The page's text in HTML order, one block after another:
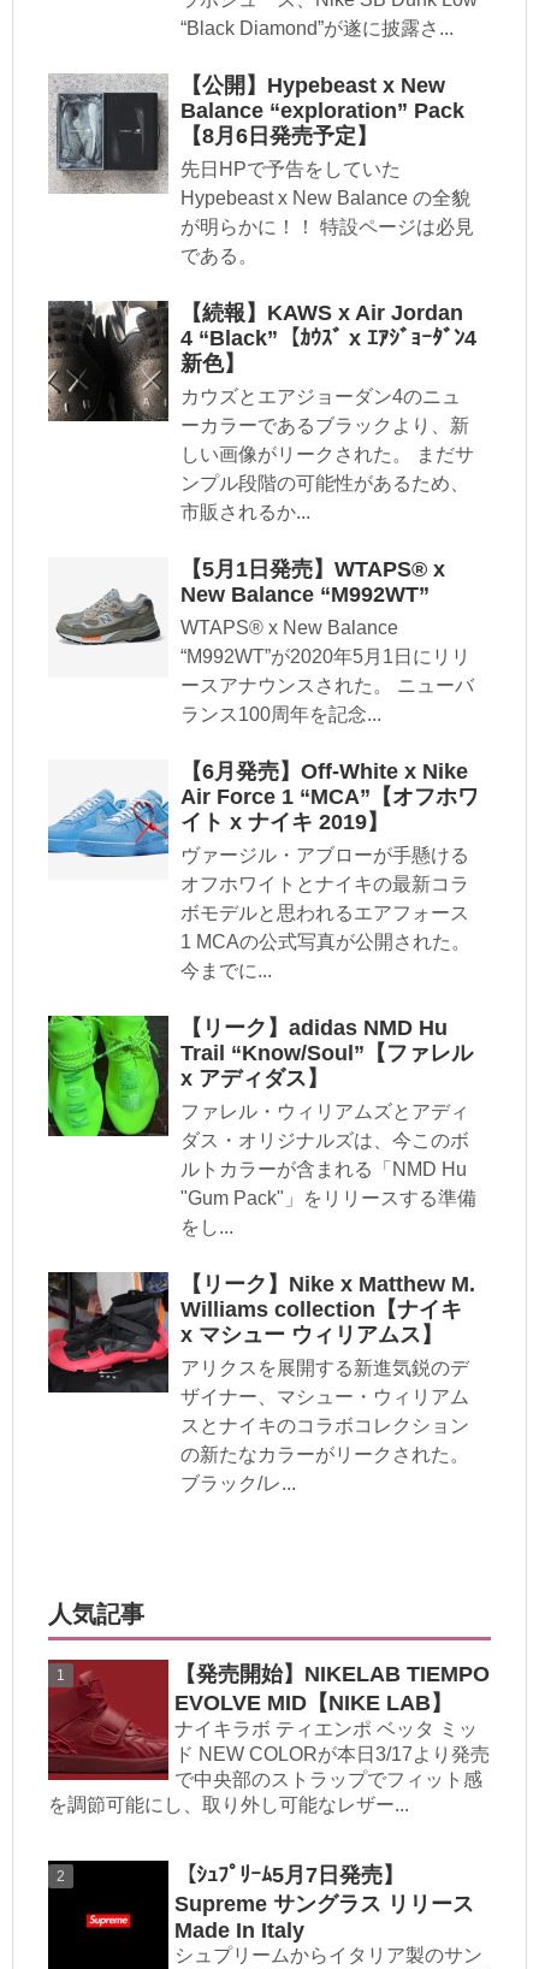
“Black Diamond”が遂に披露さ...
【公開】Hypebeast x New
Balance “exploration” Pack
【8月6日発売予定】
先日HPで予告をしていた
Hypebeast x New Balance の全貌
が明らかに！！ 特設ページは必見
である。
【続報】KAWS x Air Jordan
4 “Black”【ｶｳｽﾞ x ｴｱｼﾞｮｰﾀﾞﾝ4
新色】
カウズとエアジョーダン4のニュ
ーカラーであるブラックより、新
しい画像がリークされた。 まだサ
ンプル段階の可能性があるため、
市販されるか...
【5月1日発売】WTAPS® x
New Balance “M992WT”
WTAPS® x New Balance
“M992WT”が2020年5月1日にリリ
ースアナウンスされた。 ニューバ
ランス100周年を記念...
【6月発売】Off-White x Nike
Air Force 1 “MCA”【オフホワ
イト x ナイキ 2019】
ヴァージル・アブローが手懸ける
オフホワイトとナイキの最新コラ
ボモデルと思われるエアフォース
1 MCAの公式写真が公開された。
今までに...
【リーク】adidas NMD Hu
Trail “Know/Soul”【ファレル
x アディダス】
ファレル・ウィリアムズとアディ
ダス・オリジナルズは、今このボ
ルトカラーが含まれる「NMD Hu
"Gum Pack"」をリリースする準備
をし...
【リーク】Nike x Matthew M.
Williams collection【ナイキ
x マシュー ウィリアムス】
アリクスを展開する新進気鋭のデ
ザイナー、マシュー・ウィリアム
スとナイキのコラボコレクション
の新たなカラーがリークされた。
ブラック/レ...
人気記事
【発売開始】NIKELAB TIEMPO
EVOLVE MID【NIKE LAB】
ナイキラボ ティエンポ ベッタ ミッ
ド NEW COLORが本日3/17より発売
で中央部のストラップでフィット感
を調節可能にし、取り外し可能なレザー...
【ｼｭﾌﾟﾘｰﾑ5月7日発売】
Supreme サングラス リリース
Made In Italy
シュプリームからイタリア製のサン